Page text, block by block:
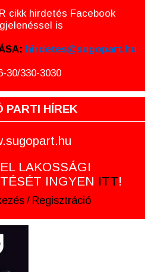
cikk hirdetés Facebook
is
hirdetes@sugopart.hu
30/330-3030
PARTI HÍREK
LAKOSSÁGI
INGYEN ITT!
/ Regisztráció